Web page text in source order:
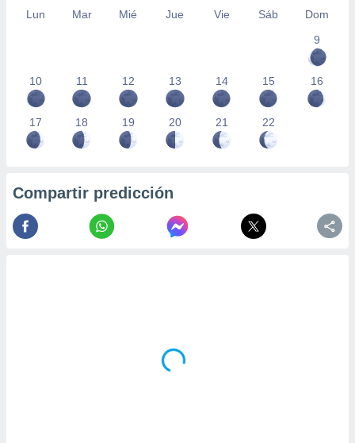
Lun Mar Mié Jue Vie Sáb
Dom
9
10 11 12 13 14 15 16
17 18 19 20 21 22
Compartir predicción